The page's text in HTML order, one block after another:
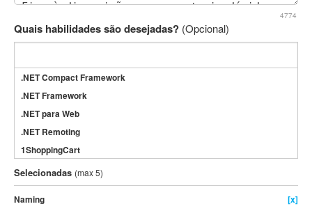
4774
Quais habilidades são desejadas? (Opcional)
.NET Compact Framework
.NET Framework
.NET para Web
.NET Remoting
1ShoppingCart
3DS Max
3GSM
4D Dimension
Selecionadas (max 5)
Naming [x]